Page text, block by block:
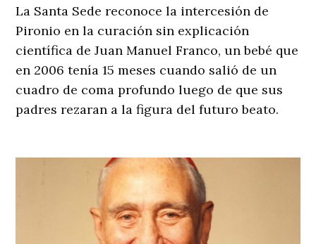
La Santa Sede reconoce la intercesión de
Pironio en la curación sin explicación
científica de Juan Manuel Franco, un bebé que
en 2006 tenía 15 meses cuando salió de un
cuadro de coma profundo luego de que sus
padres rezaran a la figura del futuro beato.